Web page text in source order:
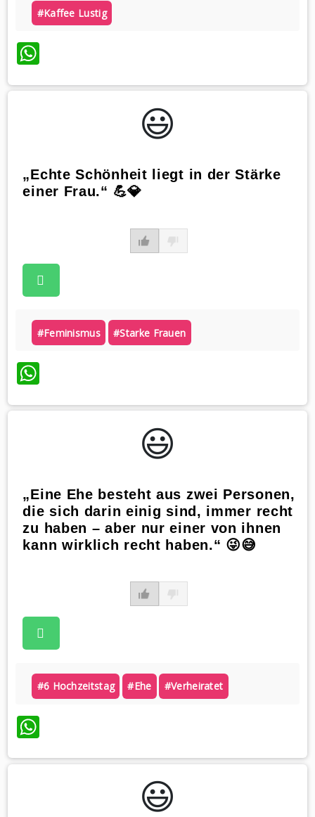
#kaffee Lustig
WhatsApp
😃️
„Echte Schönheit liegt in der Stärke
einer Frau.“ 💪💎
#feminismus #starke Frauen
WhatsApp
😃️
„Eine Ehe besteht aus zwei Personen,
die sich darin einig sind, immer recht
zu haben – aber nur einer von ihnen
kann wirklich recht haben.“ 😜😅
#6 Hochzeitstag #ehe #verheiratet
WhatsApp
😃️